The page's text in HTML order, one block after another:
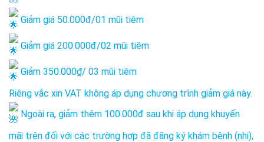
Giảm giá 50.000đ/01 mũi tiêm
Giảm giá 200.000đ/02 mũi tiêm
Giảm 350.000₫/ 03 mũi tiêm
Riêng vắc xin VAT không áp dụng chương trình giảm giá này.
Ngoài ra, giảm thêm 100.000đ sau khi áp dụng khuyến
mãi trên đối với các trường hợp đã đăng ký khám bệnh (nhi),